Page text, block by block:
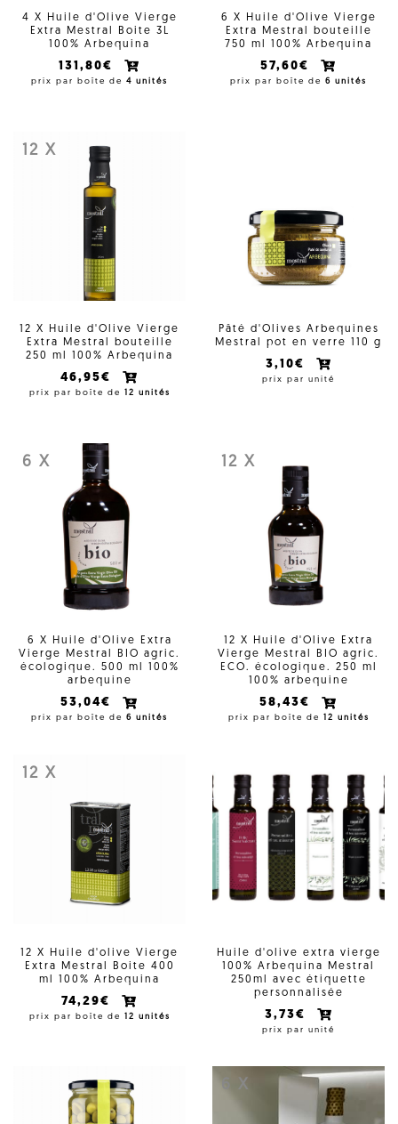
4 X Huile d'Olive Vierge
Extra Mestral Boite 3L
100% Arbequina
131,80€
prix par boîte de 4 unités
6 X Huile d'Olive Vierge
Extra Mestral bouteille
750 ml 100% Arbequina
57,60€
prix par boîte de 6 unités
12 X
12 X Huile d'Olive Vierge
Extra Mestral bouteille
250 ml 100% Arbequina
46,95€
prix par boîte de 12 unités
Pâté d'Olives Arbequines
Mestral pot en verre 110 g
3,10€
prix par unité
6 X
6 X Huile d'Olive Extra
Vierge Mestral BIO agric.
écologique. 500 ml 100%
arbequine
53,04€
prix par boîte de 6 unités
12 X
12 X Huile d'Olive Extra
Vierge Mestral BIO agric.
ECO. écologique. 250 ml
100% arbequine
58,43€
prix par boîte de 12 unités
12 X
12 X Huile d'olive Vierge
Extra Mestral Boite 400
ml 100% Arbequina
74,29€
prix par boîte de 12 unités
Huile d'olive extra vierge
100% Arbequina Mestral
250ml avec étiquette
personnalisée
3,73€
prix par unité
6 X